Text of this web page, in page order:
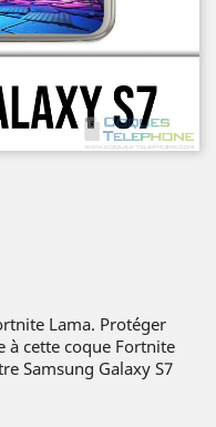
Lama. Protéger
à cette coque Fortnite
Samsung Galaxy S7